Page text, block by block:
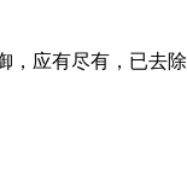
应有尽有，已去除